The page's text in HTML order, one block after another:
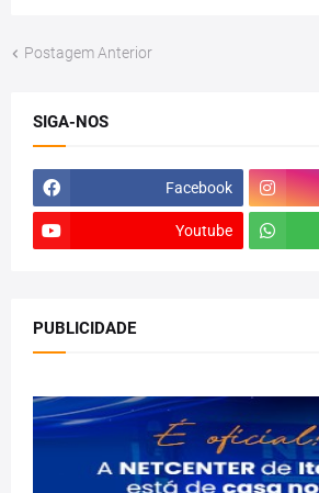
Postagem Anterior
SIGA-NOS
Facebook
Youtube
PUBLICIDADE